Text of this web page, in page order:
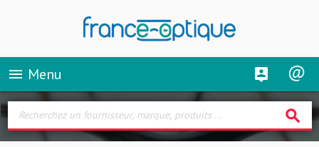
menu Menu
search